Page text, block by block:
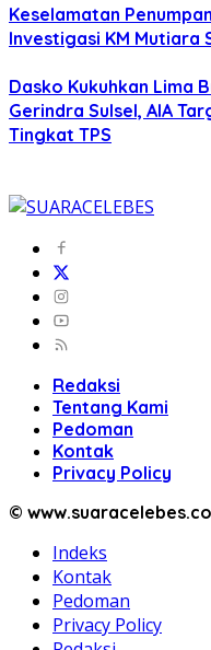
Keselamatan
Investigasi KM Mutiara
Dasko Kukuhkan Lima
Gerindra Sulsel, AIA
Tingkat TPS
Redaksi
Tentang Kami
Pedoman
Kontak
Privacy Policy
©
Indeks
Kontak
Pedoman
Privacy Policy